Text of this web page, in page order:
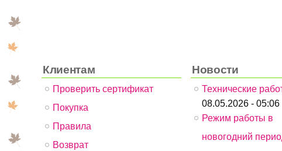
Клиентам
Проверить сертификат
Покупка
Правила
Возврат
Новости
Технические
08.05.2026 - 05:06
Режим работы в
новогодний